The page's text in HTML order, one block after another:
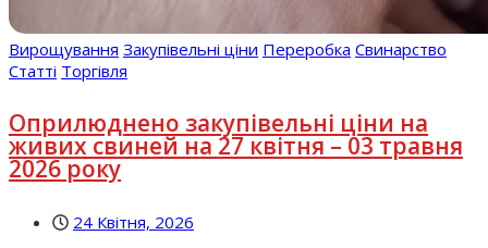
Вирощування Закупівельні ціни Переробка Свинарство
Статті Торгівля
Оприлюднено закупівельні ціни на
живих свиней на 27 квітня – 03 травня
2026 року
24 Квітня, 2026